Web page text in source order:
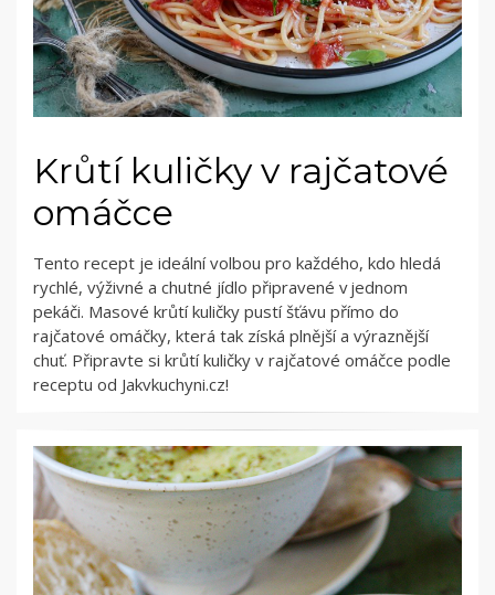
Krůtí kuličky v rajčatové
omáčce
Tento recept je ideální volbou pro každého, kdo hledá
rychlé, výživné a chutné jídlo připravené v jednom
pekáči. Masové krůtí kuličky pustí šťávu přímo do
rajčatové omáčky, která tak získá plnější a výraznější
chuť. Připravte si krůtí kuličky v rajčatové omáčce podle
receptu od Jakvkuchyni.cz!